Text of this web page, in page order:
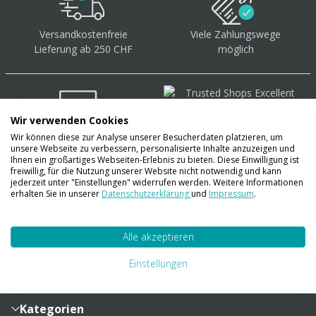
Versandkostenfreie
Lieferung ab 250 CHF
Viele Zahlungswege
möglich
Über 40.000 Artikel auf
Lager
Sendungsverfolgung
Zahlung und Versand
Lieferinformationen
Kategorien
Wir verwenden Cookies
Wir können diese zur Analyse unserer Besucherdaten platzieren, um
unsere Webseite zu verbessern, personalisierte Inhalte anzuzeigen und
Ihnen ein großartiges Webseiten-Erlebnis zu bieten. Diese Einwilligung ist
freiwillig, für die Nutzung unserer Website nicht notwendig und kann
jederzeit unter "Einstellungen" widerrufen werden. Weitere Informationen
erhalten Sie in unserer Datenschutzerklärungund Impressum.
Alle akzeptieren
Einstellungen